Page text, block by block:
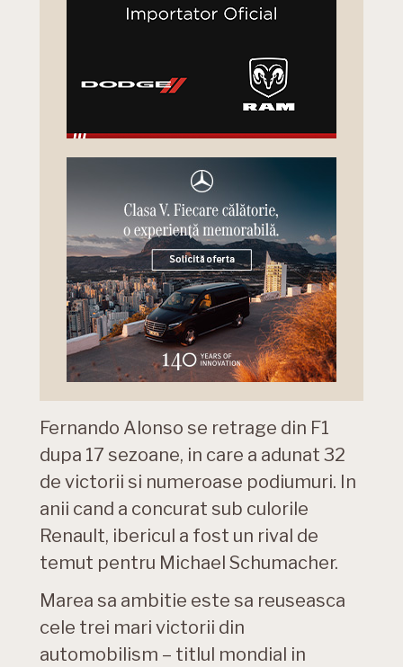
Fernando Alonso se retrage din F1
dupa 17 sezoane, in care a adunat 32
de victorii si numeroase podiumuri. In
anii cand a concurat sub culorile
Renault, ibericul a fost un rival de
temut pentru Michael Schumacher.
Marea sa ambitie este sa reuseasca
cele trei mari victorii din
automobilism – titlul mondial in